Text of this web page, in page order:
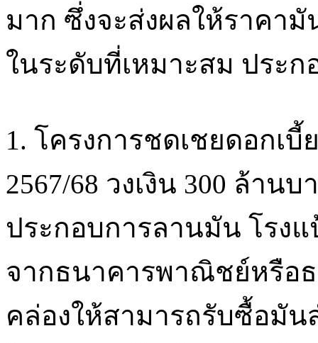
มาก ซึ่งจะส่งผลให้ราคา
ในระดับที่เหมาะสม ประก
1. โครงการชดเชยดอกเ
2567/68 วงเงิน 300 ล้า
ประกอบการลานมัน โรงแ
จากธนาคารพาณิชย์หรือ
คล่องให้สามารถรับซื้อมัน